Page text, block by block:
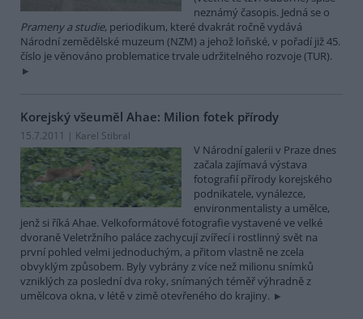
neznámý časopis. Jedná se o
Prameny a studie, periodikum, které dvakrát ročně vydává
Národní zemědělské muzeum (NZM) a jehož loňské, v pořadí již 45.
číslo je věnováno problematice trvale udržitelného rozvoje (TUR).
Korejský všeuměl Ahae: Milion fotek přírody
15.7.2011 | Karel Stibral
V Národní galerii v Praze dnes
začala zajímavá výstava
fotografií přírody korejského
podnikatele, vynálezce,
environmentalisty a umělce,
jenž si říká Ahae. Velkoformátové fotografie vystavené ve velké
dvoraně Veletržního paláce zachycují zvířecí i rostlinný svět na
první pohled velmi jednoduchým, a přitom vlastně ne zcela
obvyklým způsobem. Byly vybrány z více než milionu snímků
vzniklých za poslední dva roky, snímaných téměř výhradně z
umělcova okna, v létě v zimě otevřeného do krajiny.